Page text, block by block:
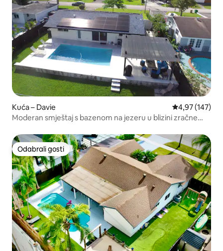
Kuća – Davie Prosječna
4,97 (147)
Moderan smještaj s bazenom na jezeru u blizini zračne
Odabrali gosti
Odabrali gosti